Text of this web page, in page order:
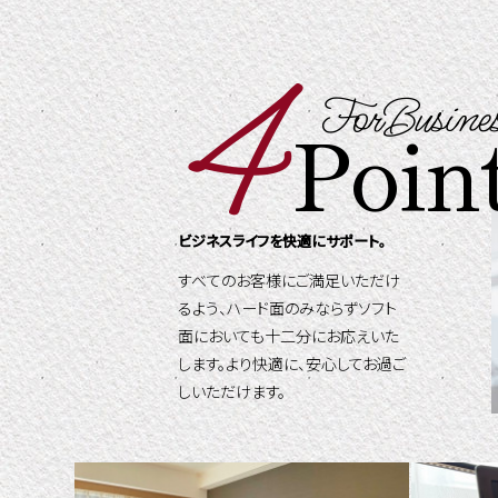
4
ビジネスライフを快適にサポート。
すべてのお客様にご満足いただけ
るよう、ハード面のみならずソフト
面においても十二分にお応えいた
します。より快適に、安心してお過ご
しいただけます。